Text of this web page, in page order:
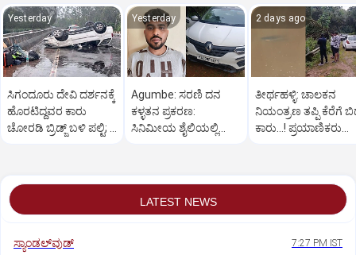
Yesterday
ಸಿಗಂದೂರು ದೇವಿ ದರ್ಶನಕ್ಕೆ
ಹೊರಟಿದ್ದವರ ಕಾರು
ಚೋರಡಿ ಬ್ರಿಡ್ಜ್ ಬಳಿ ಪಲ್ಟಿ; 6
Yesterday
Agumbe: ಸರಣಿ ದನ
ಕಳ್ಳತನ ಪ್ರಕರಣ:
ಸಿನಿಮೀಯ ಶೈಲಿಯಲ್ಲಿ
2 days ago
ತೀರ್ಥಹಳ್ಳಿ: ಚಾಲಕನ
ನಿಯಂತ್ರಣ ತಪ್ಪಿ ಕೆರೆಗೆ
ಕಾರು...! ಪ್ರಯಾಣಿಕರು
LATEST NEWS
ಸ್ಯಾಂಡಲ್‌ವುಡ್‌ 7:27 PM IST